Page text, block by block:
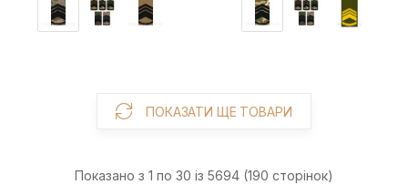
ПОКАЗАТИ ЩЕ ТОВАРИ
Показано з 1 по 30 із 5694 (190 сторінок)